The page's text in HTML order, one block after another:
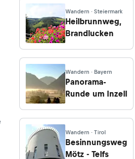
Wandern · Steiermark
Heilbrunnweg,
Brandlucken
Wandern · Bayern
Panorama-
Runde um Inzell
Wandern · Tirol
Besinnungsweg
Mötz - Telfs